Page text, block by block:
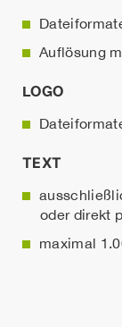
Auflösung
LOGO
TEXT
oder direkt
maximal